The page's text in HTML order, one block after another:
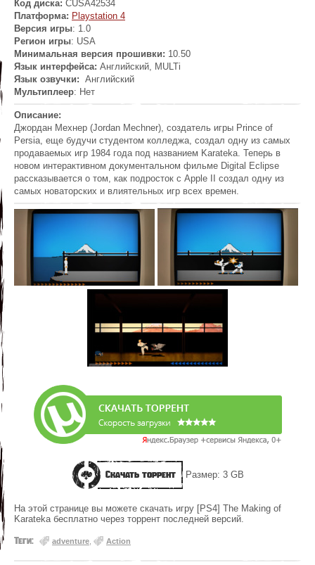
Код диска: CUSA42534
Платформа: Playstation 4
Версия игры: 1.0
Регион игры: USA
Минимальная версия прошивки: 10.50
Язык интерфейса: Английский, MULTi
Язык озвучки: Английский
Мультиплеер: Heт
Описание:
Джордан Мехнер (Jordan Mechner), создатель игры Prince of
Persia, еще будучи студентом колледжа, создал одну из самых
продаваемых игр 1984 года под названием Karateka. Теперь в
новом интерактивном документальном фильме Digital Eclipse
рассказывается о том, как подросток с Apple II создал одну из
самых новаторских и влиятельных игр всех времен.
Скачать торрент Размер: 3 GB
На этой странице вы можете скачать игру [PS4] The Making of
Karateka бесплатно через торрент последней версий.
Теги: adventure Action